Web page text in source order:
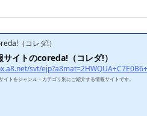
（コレダ!）
サイトのcoreda!（コレダ!）
イトをジャンル・カテゴリ別にご紹介する情報サイトです。